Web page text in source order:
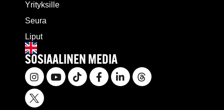
Yrityksille
Seura
Liput
SOSIAALINEN MEDIA